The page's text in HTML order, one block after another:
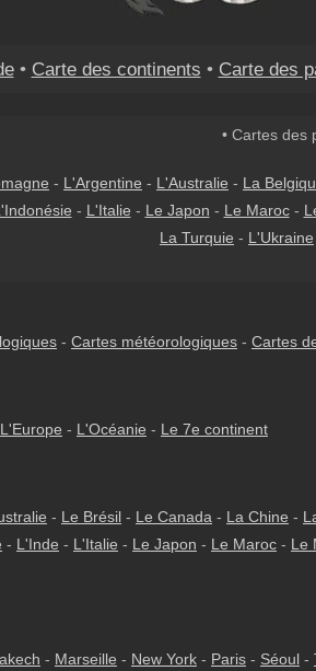
• Carte des continents • Carte des
• Cartes des
- L'Argentine - L'Australie - La
- L'Italie - Le Japon - Le Maroc-
La Turquie - L'Ukraine
- Cartes météorologiques - Cartes
L'Europe - L'Océanie - Le 7e continent
- Le Brésil - Le Canada - La Chine -
- L'Inde - L'Italie - Le Japon - Le Maroc - Le
- Marseille - New York - Paris - Séoul -